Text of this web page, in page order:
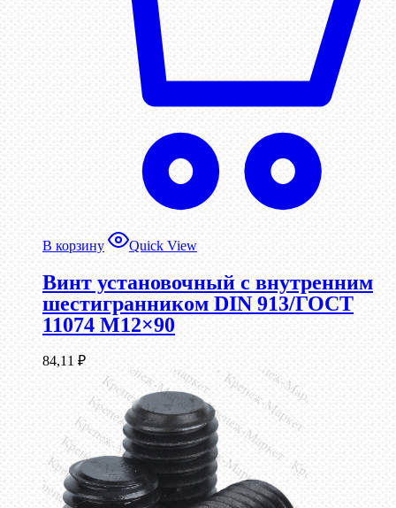
В корзину Quick View
Винт установочный с внутренним
шестигранником DIN 913/ГОСТ
11074 М12×90
84,11 ₽